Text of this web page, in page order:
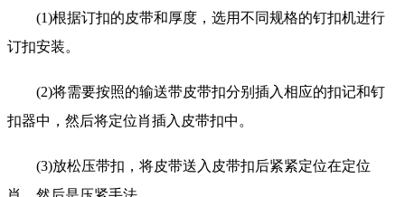
(1)根据订扣的皮带和厚度，选用不同规格的钉扣机进行
订扣安装。
(2)将需要按照的输送带皮带扣分别插入相应的扣记和钉
扣器中，然后将定位肖插入皮带扣中。
(3)放松压带扣，将皮带送入皮带扣后紧紧定位在定位